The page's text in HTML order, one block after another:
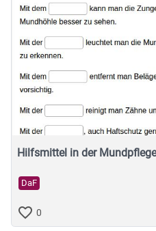
Hilfsmittel in der Mundpflege
DaF
0